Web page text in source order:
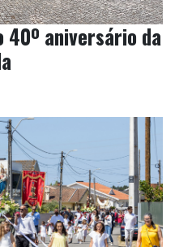
40º aniversário da